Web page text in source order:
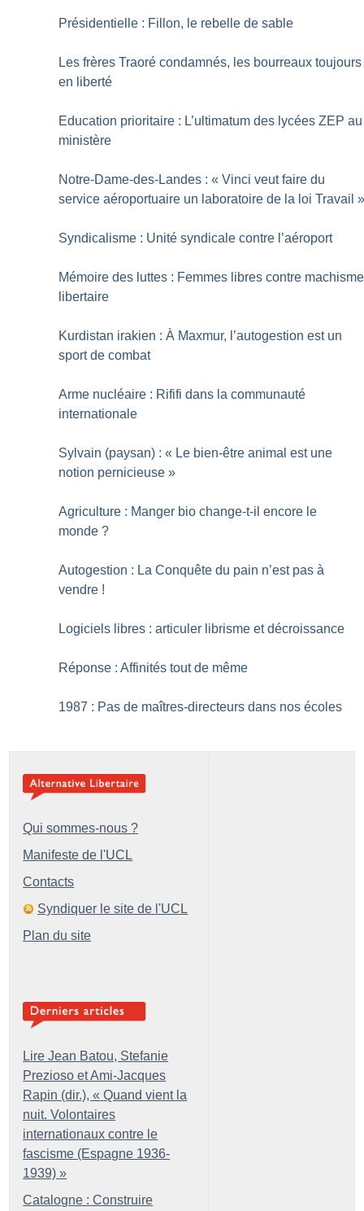
Présidentielle : Fillon, le rebelle de sable
Les frères Traoré condamnés, les bourreaux toujours
en liberté
Education prioritaire : L’ultimatum des lycées ZEP au
ministère
Notre-Dame-des-Landes : « Vinci veut faire du
service aéroportuaire un laboratoire de la loi Travail
Syndicalisme : Unité syndicale contre l’aéroport
Mémoire des luttes : Femmes libres contre machisme
libertaire
Kurdistan irakien : À Maxmur, l’autogestion est un
sport de combat
Arme nucléaire : Rififi dans la communauté
internationale
Sylvain (paysan) : « Le bien-être animal est une
notion pernicieuse »
Agriculture : Manger bio change-t-il encore le
monde ?
Autogestion : La Conquête du pain n’est pas à
vendre !
Logiciels libres : articuler librisme et décroissance
Réponse : Affinités tout de même
1987 : Pas de maîtres-directeurs dans nos écoles
Qui sommes-nous ?
Manifeste de l'UCL
Contacts
Syndiquer le site de l'UCL
Plan du site
Lire Jean Batou, Stefanie
Prezioso et Ami-Jacques
Rapin (dir.), « Quand vient la
nuit. Volontaires
internationaux contre le
fascisme (Espagne 1936-
1939) »
Catalogne : Construire